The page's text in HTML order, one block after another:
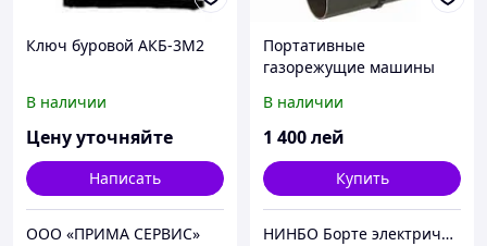
Ключ буровой АКБ-3М2
В наличии
Цену уточняйте
Написать
ООО «ПРИМА СЕРВИС»
Портативные
газорежущие машины
В наличии
1 400лей
Купить
НИНБО Борте электрическое, Ltd